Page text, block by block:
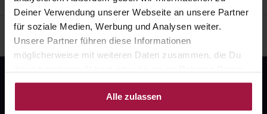
Deiner Verwendung unserer Webseite an unsere Partner
für soziale Medien, Werbung und Analysen weiter.
Unsere Partner führen diese Informationen
möglicherweise mit weiteren Daten zusammen, die Du
Nutzung der Dienste gesammelt haben.
Alle zulassen